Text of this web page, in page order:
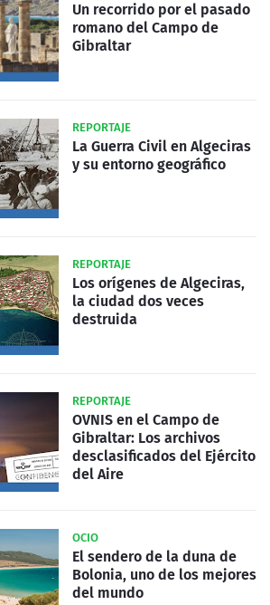
Un recorrido por el pasado
romano del Campo de
Gibraltar
REPORTAJE
La Guerra Civil en Algeciras
y su entorno geográfico
REPORTAJE
Los orígenes de Algeciras,
la ciudad dos veces
destruida
REPORTAJE
OVNIS en el Campo de
Gibraltar: Los archivos
desclasificados del Ejército
del Aire
OCIO
El sendero de la duna de
Bolonia, uno de los mejores
del mundo